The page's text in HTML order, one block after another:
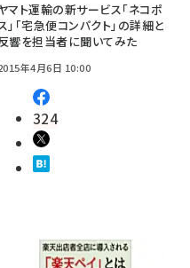
マト運輸の新サービス「ネコポ
」「宅急便コンパクト」の詳細と
響を担当者に聞いてみた
年4月6日 10:00
324